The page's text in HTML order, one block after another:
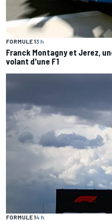
FORMULE 13 h
Franck Montagny et Jerez,
volant d'une F1
FORMULE 14 h